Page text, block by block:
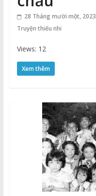
28 Tháng mười một, 2023
Truyện thiếu nhi
Views: 12
Xem thêm